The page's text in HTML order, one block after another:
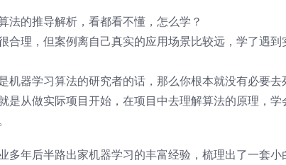
法的推导解析，看都看不懂，怎么学？
合理，但案例离自己真实的应用场景比较远，学了遇到
机器学习算法的研究者的话，那么你根本就没有必要去
从做实际项目开始，在项目中去理解算法的原理，学
年后半路出家机器学习的丰富经验，梳理出了一套小